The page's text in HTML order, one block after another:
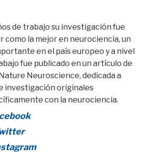
de trabajo su investigación fue
como la mejor en neurociencia, un
en el país europeo y a nivel
fue publicado en un artículo de
Neuroscience, dedicada a
investigación originales
con la neurociencia.